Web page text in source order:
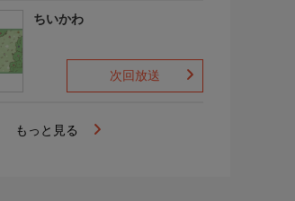
ちいかわ
次回放送
もっと見る